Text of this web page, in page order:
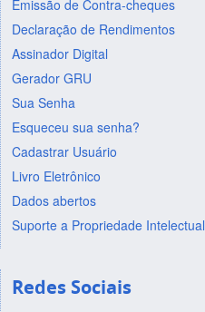
Emissão de Contra-cheques
Declaração de Rendimentos
Assinador Digital
Gerador GRU
Sua Senha
Esqueceu sua senha?
Cadastrar Usuário
Livro Eletrônico
Dados abertos
Suporte a Propriedade Intelectual
Redes Sociais